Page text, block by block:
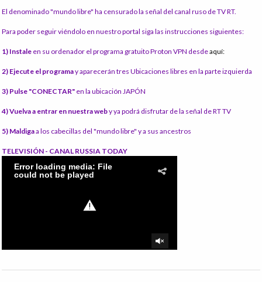
El denominado "mundo libre" ha censurado la señal del canal ruso de TV RT.
Para poder seguir viéndolo en nuestro portal siga las instrucciones siguientes:
1) Instale en su ordenador el programa gratuito Proton VPN desdeaquí:
2) Ejecute el programay aparecerán tres Ubicaciones libres en la parte izquierda
3) Pulse "CONECTAR" en la ubicación JAPÓN
4) Vuelva a entrar en nuestra weby ya podrá disfrutar de la señal de RT TV
5) Maldigaa los cabecillas del "mundo libre" y a sus ancestros
TELEVISIÓN - CANAL RUSSIA TODAY